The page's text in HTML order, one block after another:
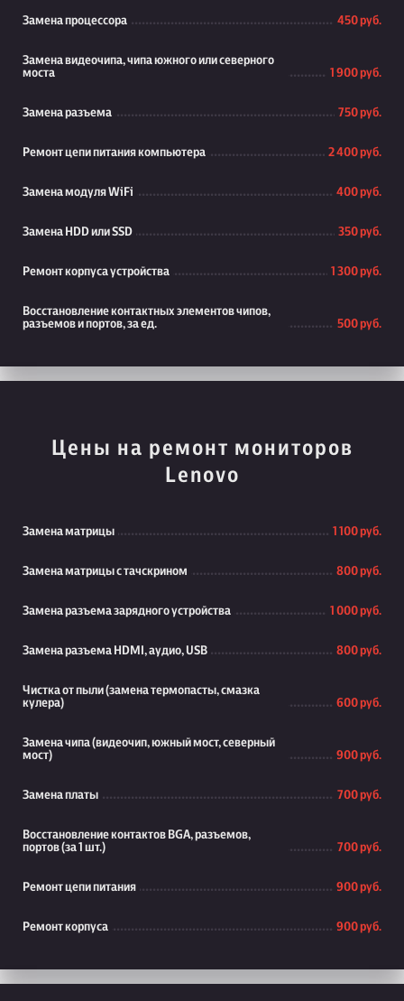
Замена процессора 450 руб.
Замена видеочипа, чипа южного или северного
моста
1 900 руб.
Замена разъема 750 руб.
Ремонт цепи питания компьютера 2 400 руб.
Замена модуля WiFi 400 руб.
Замена HDD или SSD 350 руб.
Ремонт корпуса устройства 1 300 руб.
Восстановление контактных элементов чипов,
разъемов и портов, за ед.
500 руб.
Цены на ремонт мониторов
Lenovo
Замена матрицы 1 100 руб.
Замена матрицы с тачскрином 800 руб.
Замена разъема зарядного устройства 1 000 руб.
Замена разъема HDMI, аудио, USB 800 руб.
Чистка от пыли (замена термопасты, смазка
кулера)
600 руб.
Замена чипа (видеочип, южный мост, северный
мост)
900 руб.
Замена платы 700 руб.
Восстановление контактов BGA, разъемов,
портов (за 1 шт.)
700 руб.
Ремонт цепи питания 900 руб.
Ремонт корпуса 900 руб.